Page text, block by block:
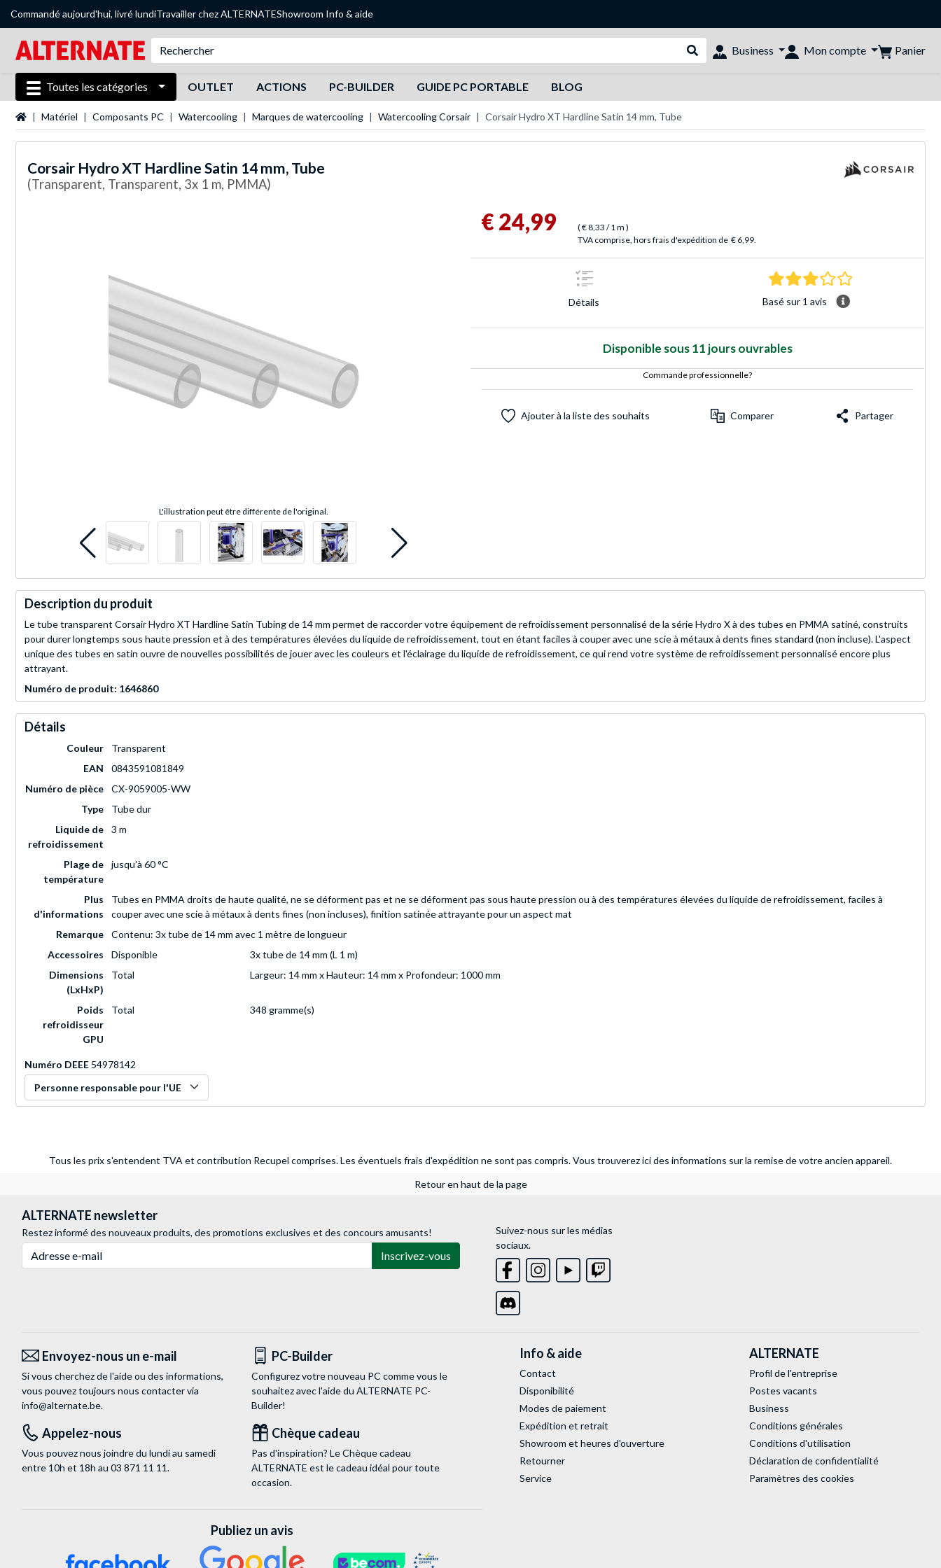
Commandé aujourd'hui, livré lundiTravailler chez ALTERNATEShowroom Info & aide
Rechercher dans le shop
Business Mon compte Panier
Toutes les catégories OUTLET ACTIONS PC-BUILDER GUIDE PC PORTABLE BLOG
Page d'accueil
Matériel Composants PC Watercooling Marques de watercooling Watercooling Corsair Corsair Hydro XT Hardline Satin 14 mm, Tube
Corsair Hydro XT Hardline Satin 14 mm, Tube
(Transparent, Transparent, 3x 1 m, PMMA)
L'illustration peut être différente de l'original.
€ 24,99 (€ 8,33 / 1 m )
TVA comprise, hors frais d'expédition de € 6,99.
Détails
3.0 Étoiles Basé sur
Basé sur 1 avis
Disponible sous 11 jours ouvrables
Commande professionnelle?
Ajouter à la liste des souhaits Comparer Partager
Description du produit
Le tube transparent Corsair Hydro XT Hardline Satin Tubing de 14 mm permet de raccorder votre équipement de refroidissement personnalisé de la série Hydro X à des tubes en PMMA satiné, construits
pour durer longtemps sous haute pression et à des températures élevées du liquide de refroidissement, tout en étant faciles à couper avec une scie à métaux à dents fines standard (non incluse). L'aspect
unique des tubes en satin ouvre de nouvelles possibilités de jouer avec les couleurs et l'éclairage du liquide de refroidissement, ce qui rend votre système de refroidissement personnalisé encore plus
attrayant.
Numéro de produit: 1646860
Détails
Couleur
Transparent
EAN
0843591081849
Numéro de pièce
CX-9059005-WW
Type
Tube dur
Liquide de
refroidissement
3 m
Plage de
température
jusqu'à 60 °C
Plus
d'informations
Tubes en PMMA droits de haute qualité, ne se déforment pas et ne se déforment pas sous haute pression ou à des températures élevées du liquide de refroidissement, faciles à
couper avec une scie à métaux à dents fines (non incluses), finition satinée attrayante pour un aspect mat
Remarque
Contenu: 3x tube de 14 mm avec 1 mètre de longueur
Accessoires
Disponible
3x tube de 14 mm (L 1 m)
Dimensions
(LxHxP)
Total Largeur: 14 mm x Hauteur: 14 mm x Profondeur: 1000 mm
Poids
refroidisseur
GPU
Total 348 gramme(s)
Numéro DEEE 54978142
Personne responsable pour l'UE
Tous les prix s'entendent TVA et contribution Recupel comprises. Les éventuels frais d'expédition ne sont pas compris.Vous trouverez ici des informations sur la remise de votre ancien appareil.
Retour en haut de la page
ALTERNATE newsletter
Restez informé des nouveaux produits, des promotions exclusives et des concours amusants!
Inscrivez-vous
Suivez-nous sur les médias
sociaux.
Envoyez-nous un e-mail
Si vous cherchez de l'aide ou des informations,
vous pouvez toujours nous contacter via
info@alternate.be.
PC-Builder
Configurez votre nouveau PC comme vous le
souhaitez avec l'aide du ALTERNATE PC-
Builder!
Appelez-nous
Vous pouvez nous joindre du lundi au samedi
entre 10h et 18h au 03 871 11 11.
Chèque cadeau
Pas d'inspiration? Le Chèque cadeau
ALTERNATE est le cadeau idéal pour toute
occasion.
Info & aide
Contact
Disponibilité
Modes de paiement
Expédition et retrait
Showroom et heures d'ouverture
Retourner
Service
ALTERNATE
Profil de l'entreprise
Postes vacants
Business
Conditions générales
Conditions d'utilisation
Déclaration de confidentialité
Paramètres des cookies
Publiez un avis